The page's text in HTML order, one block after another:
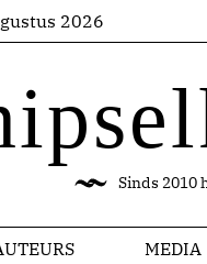
2026
Sinds 2010
MEDIA